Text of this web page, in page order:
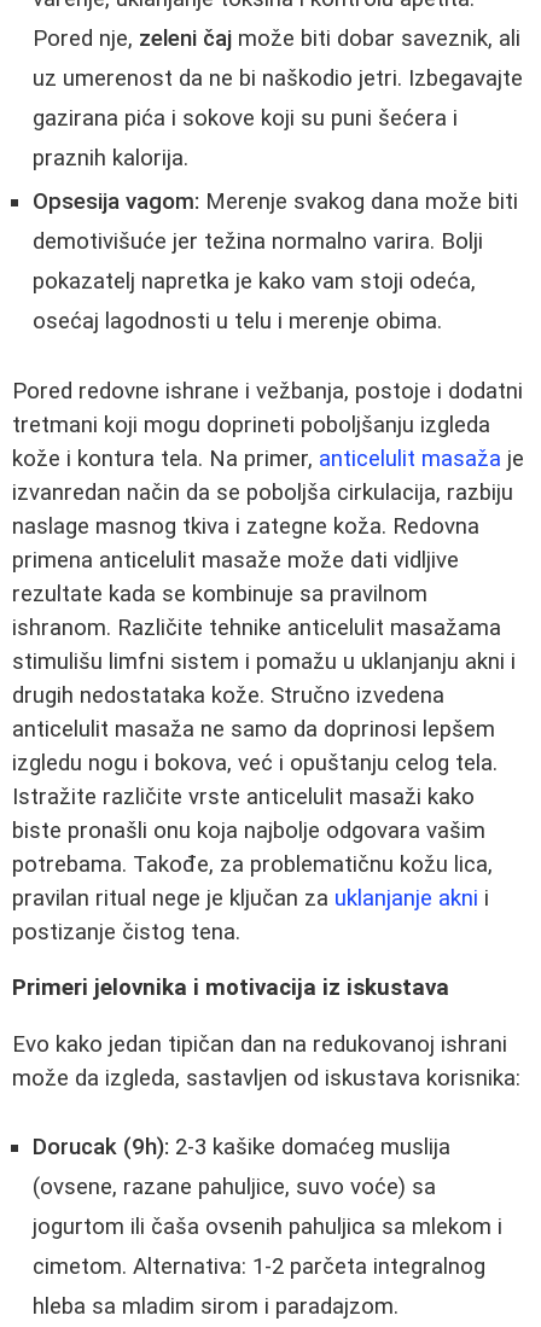
Pored nje, zeleni čaj može biti dobar saveznik, ali
uz umerenost da ne bi naškodio jetri. Izbegavajte
gazirana pića i sokove koji su puni šećera i
praznih kalorija.
Opsesija vagom: Merenje svakog dana može biti
demotivišuće jer težina normalno varira. Bolji
pokazatelj napretka je kako vam stoji odeća,
osećaj lagodnosti u telu i merenje obima.
Pored redovne ishrane i vežbanja, postoje i dodatni
tretmani koji mogu doprineti poboljšanju izgleda
kože i kontura tela. Na primer, anticelulit masaža je
izvanredan način da se poboljša cirkulacija, razbiju
naslage masnog tkiva i zategne koža. Redovna
primena anticelulit masaže može dati vidljive
rezultate kada se kombinuje sa pravilnom
ishranom. Različite tehnike anticelulit masažama
stimulišu limfni sistem i pomažu u uklanjanju akni i
drugih nedostataka kože. Stručno izvedena
anticelulit masaža ne samo da doprinosi lepšem
izgledu nogu i bokova, već i opuštanju celog tela.
Istražite različite vrste anticelulit masaži kako
biste pronašli onu koja najbolje odgovara vašim
potrebama. Takođe, za problematičnu kožu lica,
pravilan ritual nege je ključan za uklanjanje akni i
postizanje čistog tena.
Primeri jelovnika i motivacija iz iskustava
Evo kako jedan tipičan dan na redukovanoj ishrani
može da izgleda, sastavljen od iskustava korisnika:
Dorucak (9h): 2-3 kašike domaćeg muslija
(ovsene, razane pahuljice, suvo voće) sa
jogurtom ili čaša ovsenih pahuljica sa mlekom i
cimetom. Alternativa: 1-2 parčeta integralnog
hleba sa mladim sirom i paradajzom.